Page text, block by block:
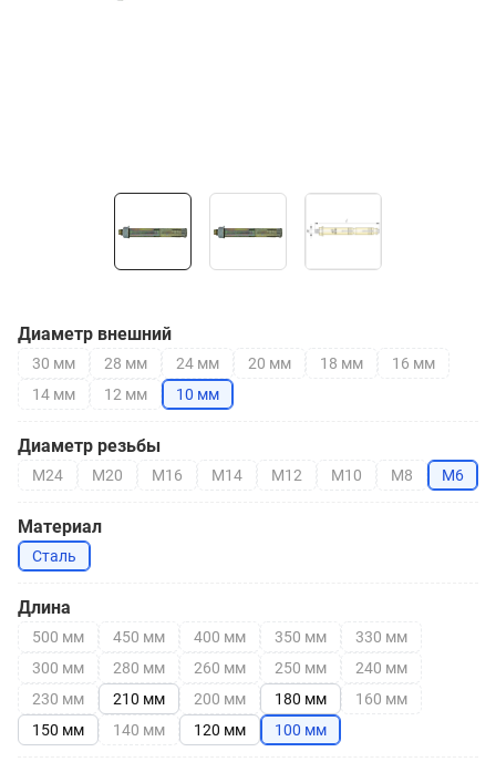
Диаметр внешний
30 мм 28 мм 24 мм 20 мм 18 мм
16 мм
14 мм
12 мм 10 мм
Диаметр резьбы
М24 М20 М16 М14 М12 М10 М8 М6
Материал
Сталь
Длина
500 мм 450 мм 400 мм 350 мм
330 мм
300 мм
280 мм 260 мм 250 мм
240 мм
230 мм
210 мм 200 мм 180 мм
160 мм
150 мм
140 мм 120 мм 100 мм